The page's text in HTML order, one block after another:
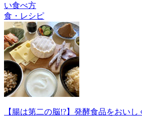
い食べ方
食・レシピ
【腸は第二の脳!?】発酵食品をおい